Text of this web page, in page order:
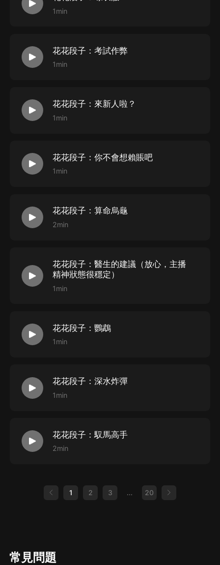
1min
花花段子：考試作弊
1min
花花段子：來新人啦？
1min
花花段子：你不會想賴賬吧
1min
花花段子：算命烏龜
2min
花花段子：醫生的建議（放心，主播
精神狀態很穩定）
1min
花花段子：鸚鵡
1min
花花段子：深水炸彈
1min
花花段子：馭馬高手
2min
1 2 3 ... 20
常見問題